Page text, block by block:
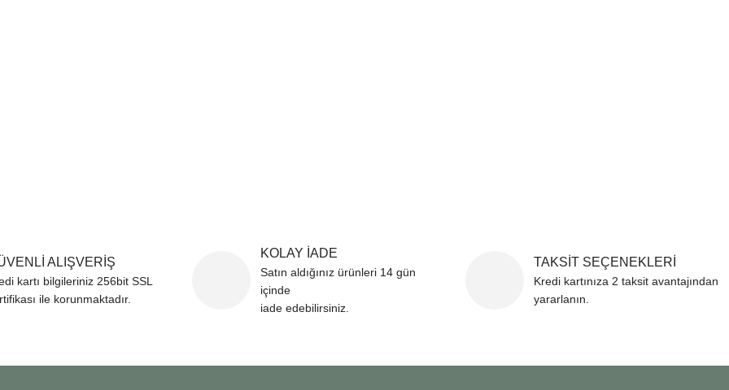
Gönder
ALIŞVERİŞ
kartı bilgileriniz 256bit SSL
ile korunmaktadır.
KOLAY İADE
Satın aldığınız ürünleri 14 gün
içinde
iade edebilirsiniz.
TAKSİT SEÇENEKLERİ
Kredi kartınıza 2 taksit avantajından
yararlanın.